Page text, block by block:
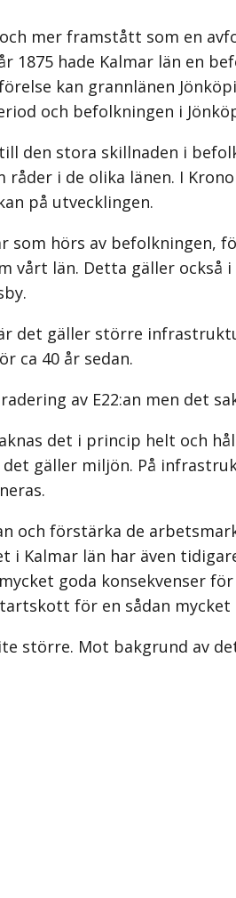
mer framstått som en
hade Kalmar län en
kan grannlänen
och befolkningen i
den stora skillnaden i
i de olika länen. I
på utvecklingen.
som hörs av
vårt län. Detta gäller
det gäller större
ca 40 år sedan.
av E22:an men det
det i princip helt och
gäller miljön. På
och förstärka de
i Kalmar län har även
goda konsekvenser
för en sådan
större. Mot bakgrund av